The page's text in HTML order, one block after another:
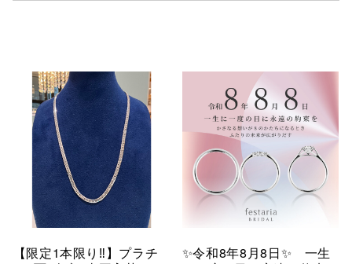
【限定1本限り‼︎】プラチ
✨令和8年8月8日✨ 一生